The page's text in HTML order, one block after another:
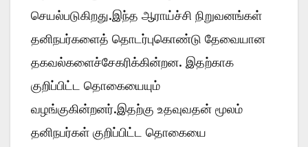
செயல்படுகிறது.இந்த ஆராய்ச்சி நிறுவனங்கள்
தனிநபர்களைத் தொடர்புகொண்டு தேவையான
தகவல்களைச்சேகரிக்கின்றன. இதற்காக
குறிப்பிட்ட தொகையையும்
வழங்குகின்றனர்.இதற்கு உதவுவதன் மூலம்
தனிநபர்கள் குறிப்பிட்ட தொகையை